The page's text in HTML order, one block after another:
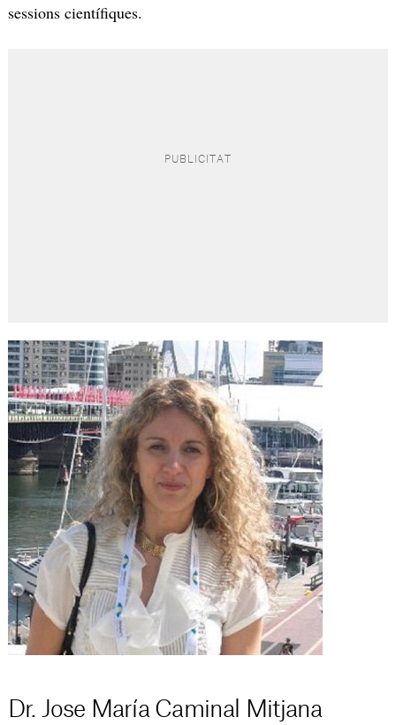
sessions científiques.
Dr. Jose María Caminal Mitjana